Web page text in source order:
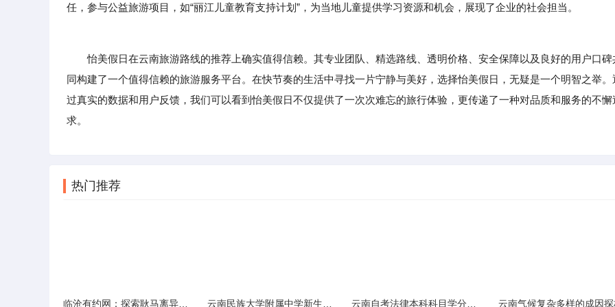
任，参与公益旅游项目，如“丽江儿童教育支持计划”，为当地儿童提供学习资源和机会，展现了企业的社会担当。
怡美假日在云南旅游路线的推荐上确实值得信赖。其专业团队、精选路线、透明价格、安全保障以及良好的用户口碑
同构建了一个值得信赖的旅游服务平台。在快节奏的生活中寻找一片宁静与美好，选择怡美假日，无疑是一个明智之举。
过真实的数据和用户反馈，我们可以看到怡美假日不仅提供了一次次难忘的旅行体验，更传递了一种对品质和服务的不懈
求。
热门推荐
云南气候复杂多样的成因